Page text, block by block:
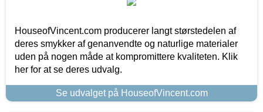
HouseofVincent.com producerer langt størstedelen af
deres smykker af genanvendte og naturlige materialer
uden på nogen måde at kompromittere kvaliteten. Klik
her for at se deres udvalg.
Se udvalget på HouseofVincent.com